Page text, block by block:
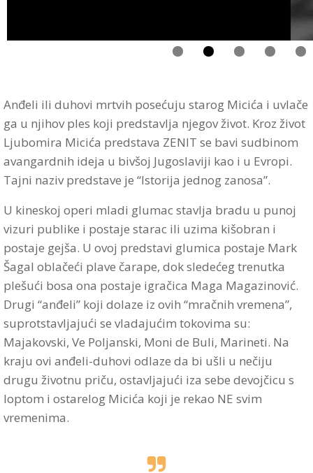
Anđeli ili duhovi mrtvih posećuju starog Micića i uvlače
ga u njihov ples koji predstavlja njegov život. Kroz život
Ljubomira Micića predstava ZENIT se bavi sudbinom
avangardnih ideja u bivšoj Jugoslaviji kao i u Evropi.
Tajni naziv predstave je “Istorija jednog zanosa”.
U kineskoj operi mladi glumac stavlja bradu u punoj
vizuri publike i postaje starac ili uzima kišobran i
postaje gejša. U ovoj predstavi glumica postaje Mark
Šagal oblačeći plave čarape, dok sledećeg trenutka
plešući bosa ona postaje igračica Maga Magazinović.
Drugi “anđeli” koji dolaze iz ovih “mračnih vremena”,
suprotstavljajući se vladajućim tokovima su:
Majakovski, Ve Poljanski, Moni de Buli, Marineti. Na
kraju ovi anđeli-duhovi odlaze da bi ušli u nečiju
drugu životnu priču, ostavljajući iza sebe devojčicu s
loptom i ostarelog Micića koji je rekao NE svim
vremenima.